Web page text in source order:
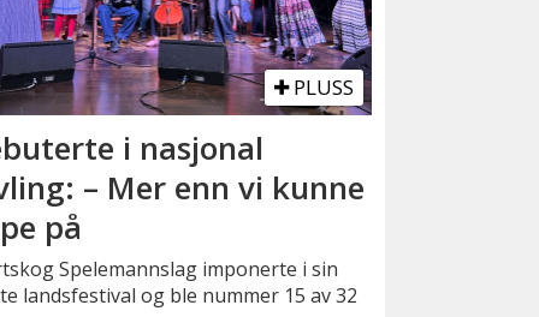
PLUSS
i nasjonal
– Mer enn vi kunne
på
Spelemannslag imponerte i sin
landsfestival og ble nummer 15 av 32